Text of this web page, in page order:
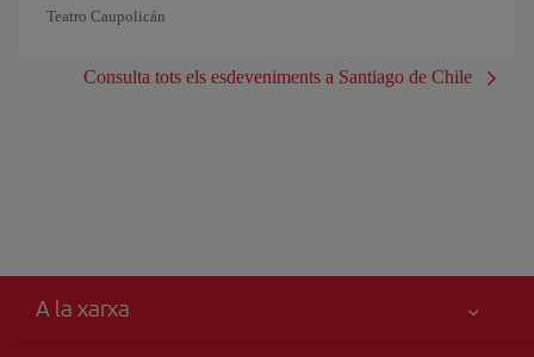
Teatro Caupolicán
Consulta tots els esdeveniments a Santiago de Chile
A la xarxa